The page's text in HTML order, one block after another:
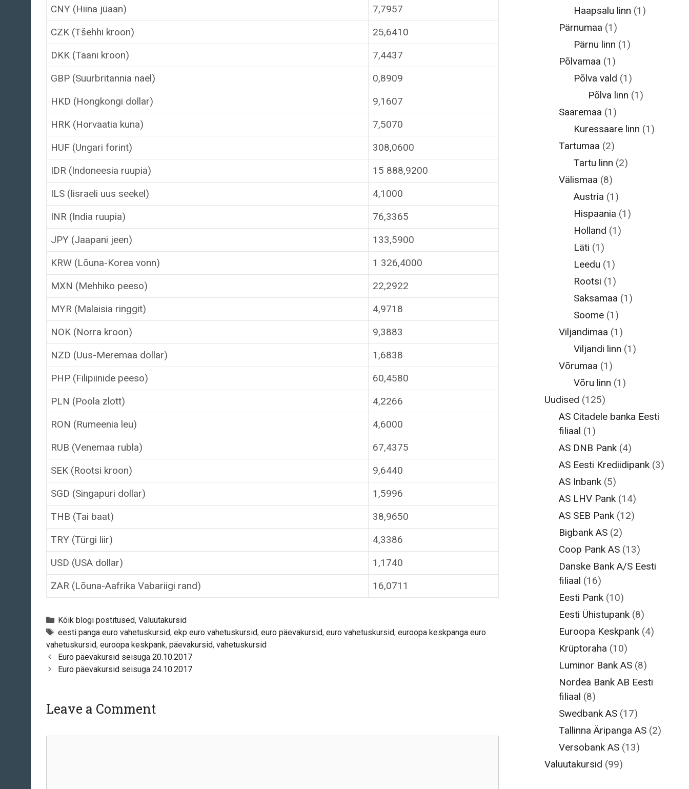
CNY (Hiina jüaan)
7,7957
CZK (Tšehhi kroon)
25,6410
DKK (Taani kroon)
7,4437
GBP (Suurbritannia nael)
0,8909
HKD (Hongkongi dollar)
9,1607
HRK (Horvaatia kuna)
7,5070
HUF (Ungari forint)
308,0600
IDR (Indoneesia ruupia)
15 888,9200
ILS (Iisraeli uus seekel)
4,1000
INR (India ruupia)
76,3365
JPY (Jaapani jeen)
133,5900
KRW (Lõuna-Korea vonn)
1 326,4000
MXN (Mehhiko peeso)
22,2922
MYR (Malaisia ringgit)
4,9718
NOK (Norra kroon)
9,3883
NZD (Uus-Meremaa dollar)
1,6838
PHP (Filipiinide peeso)
60,4580
PLN (Poola zlott)
4,2266
RON (Rumeenia leu)
4,6000
RUB (Venemaa rubla)
67,4375
SEK (Rootsi kroon)
9,6440
SGD (Singapuri dollar)
1,5996
THB (Tai baat)
38,9650
TRY (Türgi liir)
4,3386
USD (USA dollar)
1,1740
ZAR (Lõuna-Aafrika Vabariigi rand)
16,0711
Categories
Kõik blogi postitused, Valuutakursid
Tags
eesti panga euro vahetuskursid, ekp euro vahetuskursid, euro päevakursid, euro vahetuskursid, euroopa keskpanga euro
vahetuskursid, euroopa keskpank, päevakursid, vahetuskursid
Post
navigation
Euro päevakursid seisuga 20.10.2017
Euro päevakursid seisuga 24.10.2017
Leave a Comment
Haapsalu linn (1)
Pärnumaa (1)
Pärnu linn (1)
Põlvamaa (1)
Põlva vald (1)
Põlva linn (1)
Saaremaa (1)
Kuressaare linn (1)
Tartumaa (2)
Tartu linn (2)
Välismaa (8)
Austria (1)
Hispaania (1)
Holland (1)
Läti (1)
Leedu (1)
Rootsi (1)
Saksamaa (1)
Soome(1)
Viljandimaa (1)
Viljandi linn (1)
Võrumaa (1)
Võru linn (1)
Uudised (125)
AS Citadele banka Eesti
filiaal (1)
AS DNB Pank (4)
AS Eesti Krediidipank (3)
AS Inbank (5)
AS LHV Pank (14)
AS SEB Pank (12)
Bigbank AS (2)
Coop Pank AS (13)
Danske Bank A/S Eesti
filiaal (16)
Eesti Pank (10)
Eesti Ühistupank (8)
Euroopa Keskpank (4)
Krüptoraha (10)
Luminor Bank AS (8)
Nordea Bank AB Eesti
filiaal (8)
Swedbank AS (17)
Tallinna Äripanga AS (2)
Versobank AS (13)
Valuutakursid (99)